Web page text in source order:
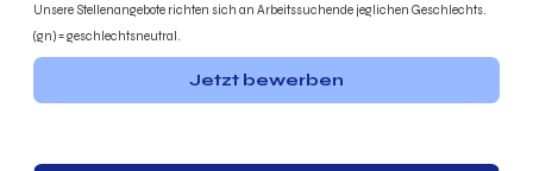
Unsere Stellenangebote richten sich an Arbeitssuchende jeglichen Geschlechts.
(gn) = geschlechtsneutral.
Jetzt bewerben